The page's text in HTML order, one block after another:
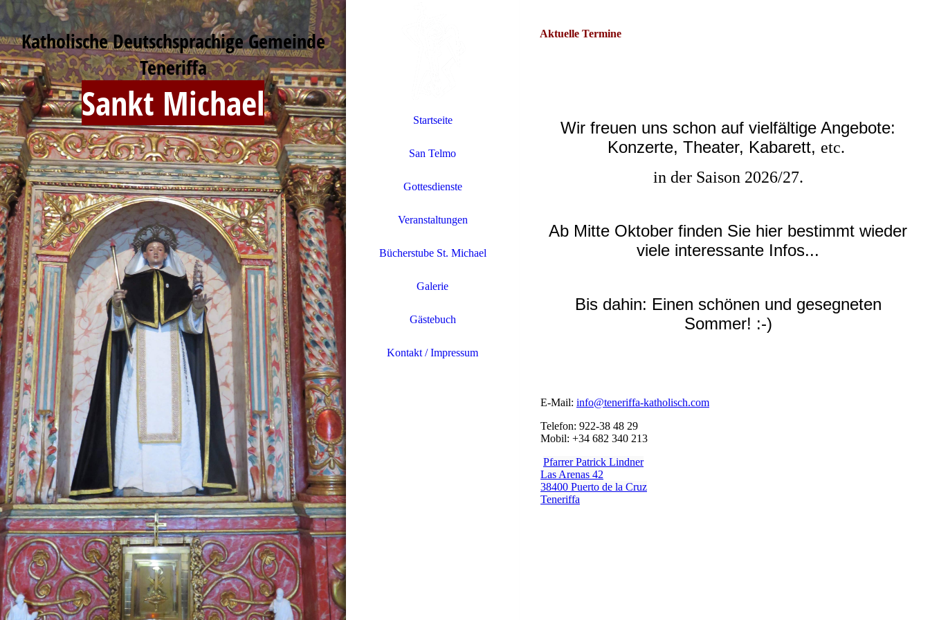
Katholische Deutschsprachige Gemeinde
Teneriffa
Sankt Michael Startseite
San Telmo
Gottesdienste
Veranstaltungen
Bücherstube St. Michael
Galerie
Gästebuch
Kontakt / Impressum
Aktuelle Termine
Wir freuen uns schon auf vielfältige Angebote:
Konzerte, Theater, Kabarett, etc.
in der Saison 2026/27.
Ab Mitte Oktober finden Sie hier bestimmt wieder
viele interessante Infos...
Bis dahin: Einen schönen und gesegneten
Sommer! :-)
E-Mail: info@teneriffa-katholisch.com
Telefon: 922-38 48 29
Mobil: +34 682 340 213
Pfarrer Patrick Lindner
Las Arenas 42
38400 Puerto de la Cruz
Teneriffa